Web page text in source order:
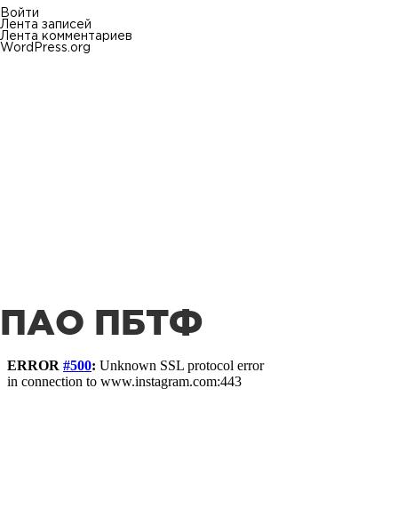
Войти
Лента записей
Лента комментариев
WordPress.org
ПАО ПБТФ